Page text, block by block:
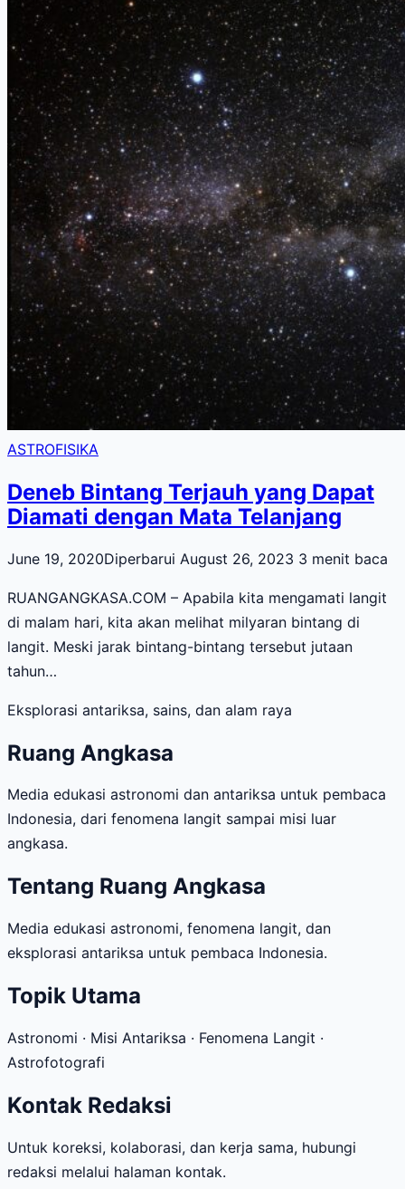
ASTROFISIKA
Deneb Bintang Terjauh yang Dapat
Diamati dengan Mata Telanjang
June 19, 2020Diperbarui August 26, 2023 3 menit baca
RUANGANGKASA.COM – Apabila kita mengamati langit
di malam hari, kita akan melihat milyaran bintang di
langit. Meski jarak bintang-bintang tersebut jutaan
tahun…
Eksplorasi antariksa, sains, dan alam raya
Ruang Angkasa
Media edukasi astronomi dan antariksa untuk pembaca
Indonesia, dari fenomena langit sampai misi luar
angkasa.
Tentang Ruang Angkasa
Media edukasi astronomi, fenomena langit, dan
eksplorasi antariksa untuk pembaca Indonesia.
Topik Utama
Astronomi · Misi Antariksa · Fenomena Langit ·
Astrofotografi
Kontak Redaksi
Untuk koreksi, kolaborasi, dan kerja sama, hubungi
redaksi melalui halaman kontak.